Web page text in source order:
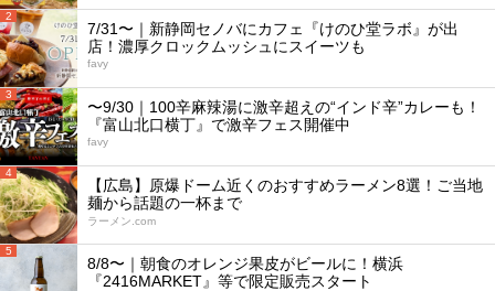
2
7/31〜｜新静岡セノバにカフェ『けのひ堂ラボ』が出
店！濃厚クロックムッシュにスイーツも
favy
3
〜9/30｜100辛麻辣湯に激辛超えの“インド辛”カレーも！
『富山北口横丁』で激辛フェス開催中
favy
4
【広島】原爆ドーム近くのおすすめラーメン8選！ご当地
麺から話題の一杯まで
ラーメン.com
5
8/8〜｜朝食のオレンジ果皮がビールに！横浜
『2416MARKET』等で限定販売スタート